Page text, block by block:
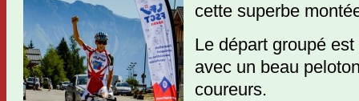
cette superbe
Le départ groupé
avec un beau
coureurs.